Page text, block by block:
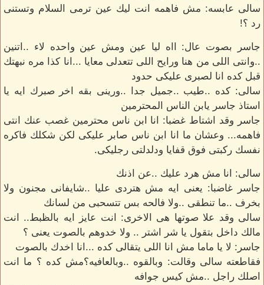
سالى عابسه: مش فاهمه انت ليك عين ترمى السلام وتستنى
رد ؟!
جاسر بصوت عال: ااه ليا عين ومش عين واحده لاء ..اتنين
..وانتى اللى من هنا ورايح اللى تتعدلى معايا ...انا كذا مره نبهتك
قبل كده انا لصبرى عليكى حدود
سالى: كده ..طيب ..جميل جدا ..ورينى بقه اخر صبرك ايه يا
استاذ جاسر يابن الناس المحترمين
جاسر وقد اشتاط غضبا: انا ابن ناس محترمين غصب عنك انتى
فاهمه... وعشان ما انا ابن ناس صابر عليكى لكن شكلك فاكره
نفسك ركبتى فوق قفايا ودلدلتى رجليكى.
سالى: انا مش هرد عليك ..عن اذنك
جاسر غاضبا: يعنى ايه مش هتردى عليا ..شايفانى مجنون ولا
بخرف ..ما تنطقى ..ولا فالحه بس تتسحبى من لسانك
سالى وقد علا صوتها هى الاخرى: انت عايز ايه بالظبط.. انت
مالك داخل بتقول يا شر اشتر .. ولا خدوهم بالصوت يعنى ؟
جاسر: لا يا ماما مش انا اللى يتقالى كده ...انا اخدك بالصوت
فقاطعته سالى وقالت: وبالقوه ..وبالعافيه؟مش كده ؟ ما انت
اصلك راجل ..مش كيس جوافه